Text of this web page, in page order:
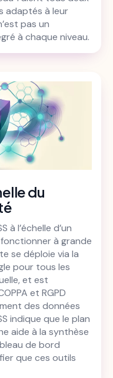
adaptés à leur
pas un
à chaque niveau.
du
à l’échelle d’un
à grande
se déploie via la
pour tous les
et est
et RGPD
des données
indique que le plan
aide à la synthèse
de bord
que ces outils